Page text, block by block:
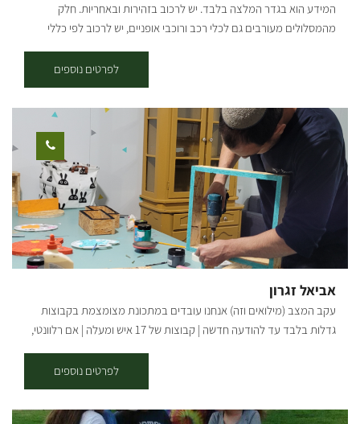
המידע הוא בגדר המלצה בלבד. יש לרכוב בזהירות ובאחריות. חלק
מהמסלולים מעורבים גם לכלי רכב ורוכבי אופניים, יש לרכוב לפי כללי
לולאות שניה ושלישית - בינונית. אורך המסלול בק"מ: פארק שרשרת מערב
(לולאה ראשונה, סימון ירוק) - אורך 7.5 ק"מ. בתרונות גרר (סימון ירוק וסימון
כחול) – אורך 14.5 ק"מ. פארק שרשרת מזרח (סימון כחול) – אורך 16 ק"מ.
נקודת התחלה וסיום: פארק שרשת נחל גרר תקציר על אזור הטיול: נחל גרר
חוצה את כל הנגב הצפוני מיער להב ועד לים, כשבדרך הוא עובר במספר
נביעות המספקות מים לאורך כל השנה, וסביבן פארק שרשרת הנעים, בו
מגוון גדול של בעלי חיים ופריחה בעונת החורף והאביב. הרכיבה בסינגל היא
בכיוון המסומן - עם כיוון השעון. תקציר המסלול: סינגל יוצא מהחניון על
הגדה הדרומית של נחל גרר, בין הבתרונות לעצים. לאחר כ-3 ק"מ הסינגל
יוצא מהחורש ובפיצול ימינה עם הסימון הירוק למסלול הקצר או שמאלה
למסלול הארוך הכחול. המסלול עובר במישורים, נופי שדות, קירות לס
מפה: *המידע מתוך אתרים לה מדווש ומסלולי אופניים בשטח עם קק"ל
לפרטים נוספים
אביאל זגרון
עקב המצב (מילואים וזה) אנחנו עובדים במתכונת מצומצמת בקבוצות
גדלות בלבד עד להודעה חדשה | קבוצות של 17 איש ומעלה | אם רלוונטי,
לסטודיו שלנו במושב תקומה, בו אני מעביר סדנת עץ חוויתית תוך לימוד
טכניקות שונות שתרכשו במהלך הסדנה - אנחנו נשייף נבריג ונצבע מוצר
עץ לבחירה מתוך מוצרים שונים: מדפים בצורות מיוחדות, ארגזי עץ
לפרטים נוספים